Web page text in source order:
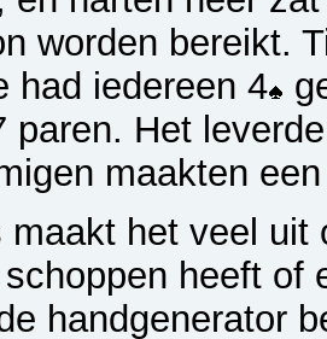
worden bereikt.
had iedereen 4
paren. Het
maakten
maakt het veel uit
heeft of
handgenerator